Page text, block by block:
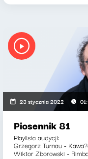
23 stycznia 2022
Piosennik 81
Playlista audycji:
Grzegorz Turnau -
Wiktor Zborowski -